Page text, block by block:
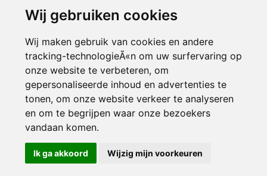
Wij gebruiken cookies
Wij maken gebruik van cookies en andere
tracking-technologieÃ«n om uw surfervaring op
onze website te verbeteren, om
gepersonaliseerde inhoud en advertenties te
tonen, om onze website verkeer te analyseren
en om te begrijpen waar onze bezoekers
vandaan komen.
Ik ga akkoord Wijzig mijn voorkeuren
de code te wijzigen.
© 2000-2026 UFE Media:Managersonline.nl|Brisk magazine
Partners:Autowereld.com